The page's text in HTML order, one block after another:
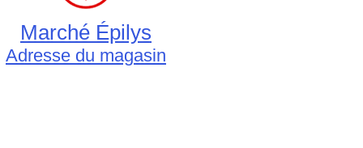
Marché Épilys
Adresse du magasin